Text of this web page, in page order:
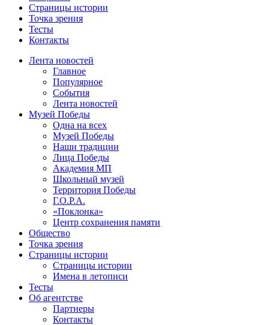
Страницы истории
Точка зрения
Тесты
Контакты
Лента новостей
Главное
Популярное
События
Лента новостей
Музей Победы
Одна на всех
Музей Победы
Наши традиции
Лица Победы
Академия МП
Школьный музей
Территория Победы
Г.О.Р.А.
«Поклонка»
Центр сохранения памяти
Общество
Точка зрения
Страницы истории
Страницы истории
Имена в летописи
Тесты
Об агентстве
Партнеры
Контакты